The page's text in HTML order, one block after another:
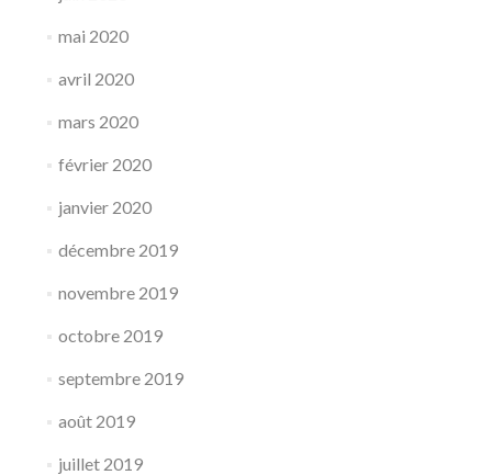
mai 2020
avril 2020
mars 2020
février 2020
janvier 2020
décembre 2019
novembre 2019
octobre 2019
septembre 2019
août 2019
juillet 2019